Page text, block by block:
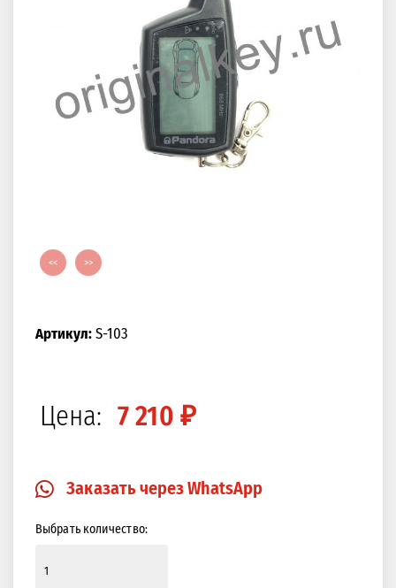
<< >>
Артикул:S-103
Цена: 7 210 ₽
Заказать через WhatsApp
Выбрать количество: